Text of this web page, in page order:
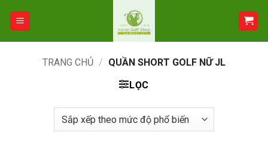
TRANG CHỦ / QUẦN SHORT GOLF NỮ JL
LỌC